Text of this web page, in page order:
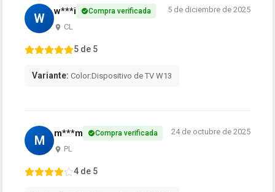
W w***i Compra verificada
CL
5 de diciembre de 2025
5 de 5
Variante: Color:Dispositivo de TV W13
M m***m Compra verificada
PL
24 de octubre de 2025
4 de 5